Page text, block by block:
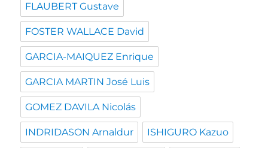
FLAUBERT Gustave
FOSTER WALLACE David
GARCIA-MAIQUEZ Enrique
GARCIA MARTIN José Luis
GOMEZ DAVILA Nicolás
INDRIDASON Arnaldur ISHIGURO Kazuo